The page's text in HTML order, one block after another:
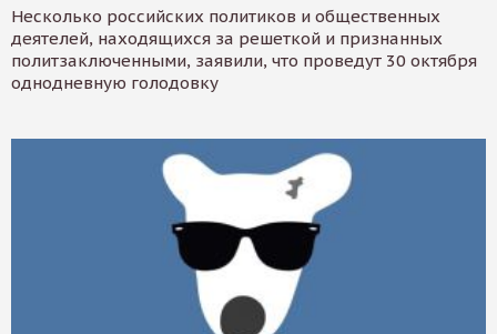
Несколько российских политиков и общественных
деятелей, находящихся за решеткой и признанных
политзаключенными, заявили, что проведут 30 октября
однодневную голодовку